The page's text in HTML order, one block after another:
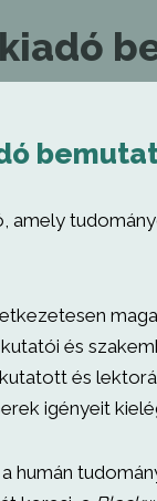
amely
és
és
igényeit
humán